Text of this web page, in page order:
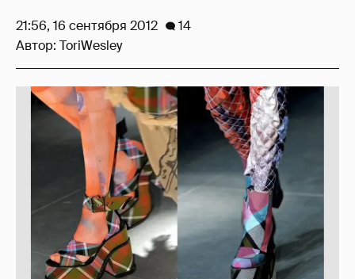
21:56, 16 сентября 2012
14
Автор: ToriWesley